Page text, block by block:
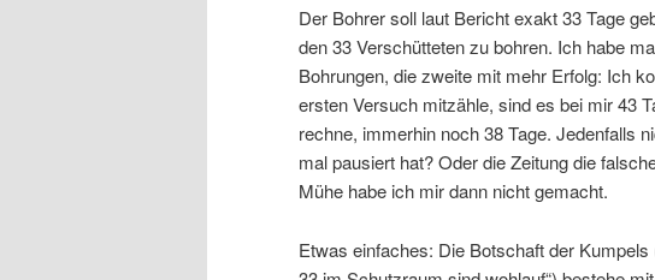
Der Bohrer soll laut Bericht exakt 33 Tage
den 33 Verschütteten zu bohren. Ich habe
Bohrungen, die zweite mit mehr Erfolg: Ich
ersten Versuch mitzähle, sind es bei mir 43
rechne, immerhin noch 38 Tage. Jedenfalls
mal pausiert hat? Oder die Zeitung die
Mühe habe ich mir dann nicht gemacht.
Etwas einfaches: Die Botschaft der Kumpels